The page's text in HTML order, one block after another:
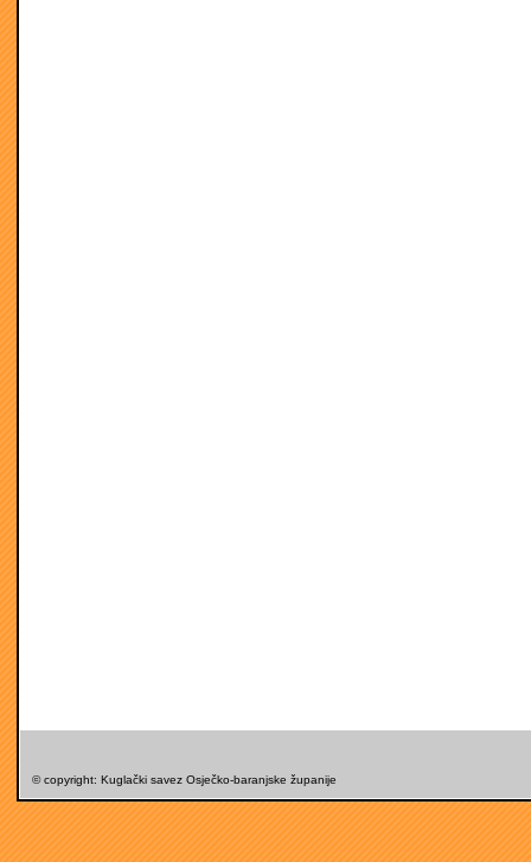
© copyright: Kuglački savez Osječko-baranjske županije